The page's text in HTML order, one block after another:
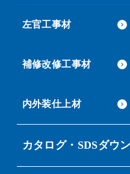
左官工事材
補修改修工事材
内外装仕上材
カタログ・SDSダウ